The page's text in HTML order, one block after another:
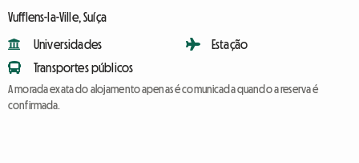
Vufflens-la-Ville, Suíça
Universidades
Transportes públicos
Estação
A morada exata do alojamento apenas é comunicada quando a reserva é
confirmada.